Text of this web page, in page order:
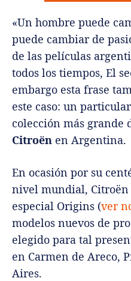
«Un hombre puede
puede cambiar de
de las películas
todos los tiempos, El
embargo esta frase
este caso: un
colección más grande
Citroën en Argentina.
En ocasión por su
nivel mundial, Citroën
especial Origins (ver
modelos nuevos de
elegido para tal
en Carmen de Areco,
Aires.